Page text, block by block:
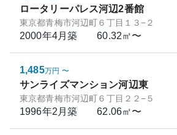
ロータリーパレス河辺2番館
東京都青梅市河辺町６丁目１３−２
2000年4月築 60.32㎡〜
1,485万円 〜
サンライズマンション河辺東
東京都青梅市河辺町６丁目２２−５
1996年2月築 62.06㎡〜